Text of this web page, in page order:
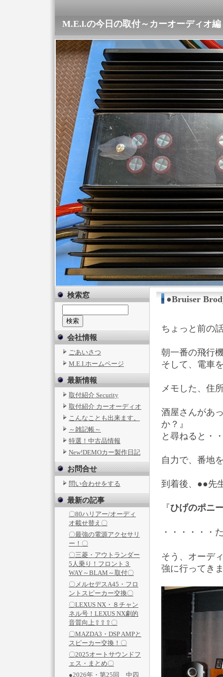
M.E.l.の今日の取付～カーオーディオ編
検索窓
会社情報
ごあいさつ
M.E.I.ホームページ
最新情報
取付紹介 Security
取付紹介 カーオーディオ
こんなことも出来ます。
～雑記帳～
特選！中古品情報
New!DEMOカー製作日記
お問合せ
問い合わせをする
最新の記事
〇80ハリアー/オーディ
オ載せ替え〇
〇最強の電源アクセサリ
ー！〇
〇三菱・アウトランダー
5人乗り！フロント３
WAY～BLAM～取付〇
〇メルセデスA45・フロ
ントスピーカー交換〇
〇LEXUS NX・８チャン
ネル号！LEXUS NX劇的
音質向上⇧⇧⇧〇
〇MAZDA3・DSP AMPと
スピーカー交換！〇
〇2025オートサウンドフ
ェス・まとめ〇
●2026年・第25回 中四
●Bruiser
ちょっと前の
朝一番の飛行
そして、電車
メモした、住
酒屋さんがあ
か？』
と尋ねると・
自力で、番地
到着後、●●先
『ひげのポニ
・・・・・・
そう、オーデ
強に行ってき